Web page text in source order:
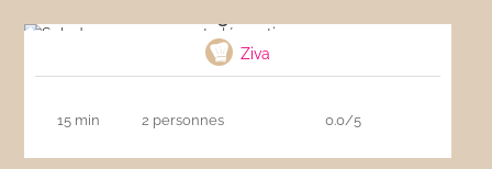
Ziva
15 min 2 personnes 0.0/5